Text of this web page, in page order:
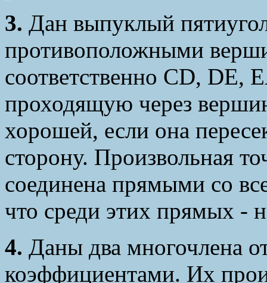
3. Дан выпуклый
противоположными
соответственно CD,
проходящую через
хорошей, если она
сторону. Произвольная
соединена прямыми со
что среди этих прямых -
4. Даны два многочлена
коэффициентами. Их